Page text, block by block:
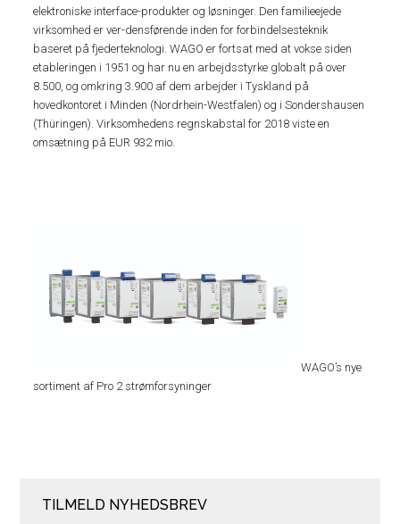
elektroniske interface-produkter og løsninger. Den familieejede
virksomhed er ver-densførende inden for forbindelsesteknik
baseret på fjederteknologi. WAGO er fortsat med at vokse siden
etableringen i 1951 og har nu en arbejdsstyrke globalt på over
8.500, og omkring 3.900 af dem arbejder i Tyskland på
hovedkontoret i Minden (Nordrhein-Westfalen) og i Sondershausen
(Thüringen). Virksomhedens regnskabstal for 2018 viste en
omsætning på EUR 932 mio.
WAGO’s nye
sortiment af Pro 2 strømforsyninger
TILMELD NYHEDSBREV